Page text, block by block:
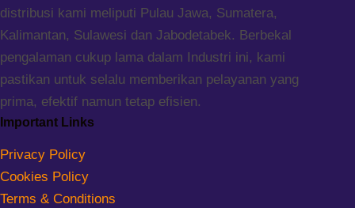
distribusi kami meliputi Pulau Jawa, Sumatera,
Kalimantan, Sulawesi dan Jabodetabek. Berbekal
pengalaman cukup lama dalam Industri ini, kami
pastikan untuk selalu memberikan pelayanan yang
prima, efektif namun tetap efisien.
Important Links
Privacy Policy
Cookies Policy
Terms & Conditions